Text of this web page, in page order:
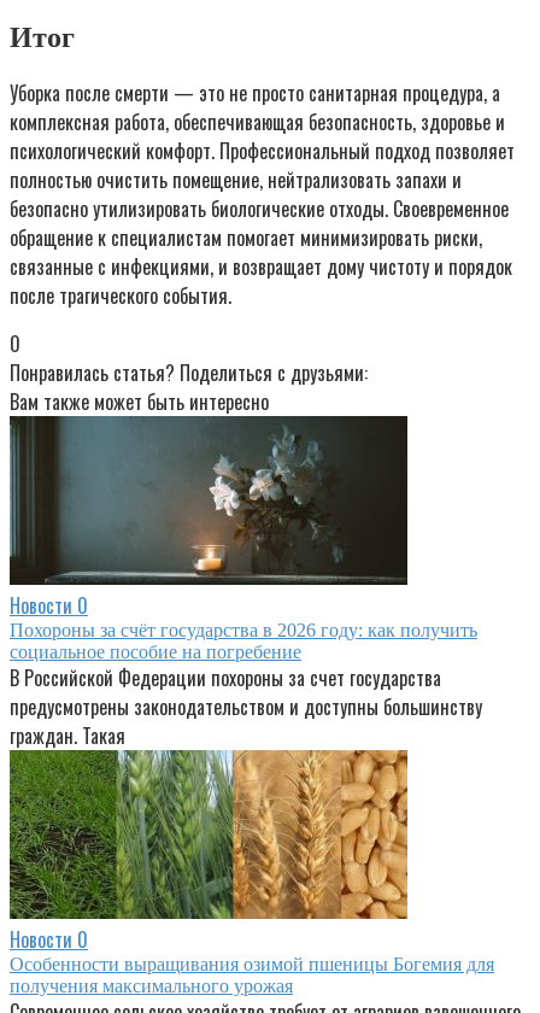
Итог
Уборка после смерти — это не просто санитарная процедура, а
комплексная работа, обеспечивающая безопасность, здоровье и
психологический комфорт. Профессиональный подход позволяет
полностью очистить помещение, нейтрализовать запахи и
безопасно утилизировать биологические отходы. Своевременное
обращение к специалистам помогает минимизировать риски,
связанные с инфекциями, и возвращает дому чистоту и порядок
после трагического события.
0
Понравилась статья? Поделиться с друзьями:
Вам также может быть интересно
Новости 0
Похороны за счёт государства в 2026 году: как получить
социальное пособие на погребение
В Российской Федерации похороны за счет государства
предусмотрены законодательством и доступны большинству
граждан. Такая
Новости 0
Особенности выращивания озимой пшеницы Богемия для
получения максимального урожая